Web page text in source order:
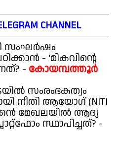
CHANNEL
സംഘർഷം
- ‘മികവിന്റെ
- കോയമ്പത്തൂർ
സംരംഭകത്വം
നീതി ആയോഗ് (NITI
മേഖലയിൽ ആദ്യ
സ്ഥാപിച്ചത്? -